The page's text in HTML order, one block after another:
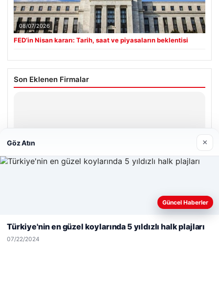
08/07/2026
FED’in Nisan kararı: Tarih, saat ve piyasaların beklentisi
Son Eklenen Firmalar
Web sitemizi nasıl kullandığınızı daha iyi anlayabilmek,
deneyiminizi kişiselleştirmek ve geliştirmek amacıyla çerezler
Reddet Kabul Et
Göz Atın ×
Güncel Haberler
Türkiye'nin en güzel koylarında 5 yıldızlı halk plajları
07/22/2024